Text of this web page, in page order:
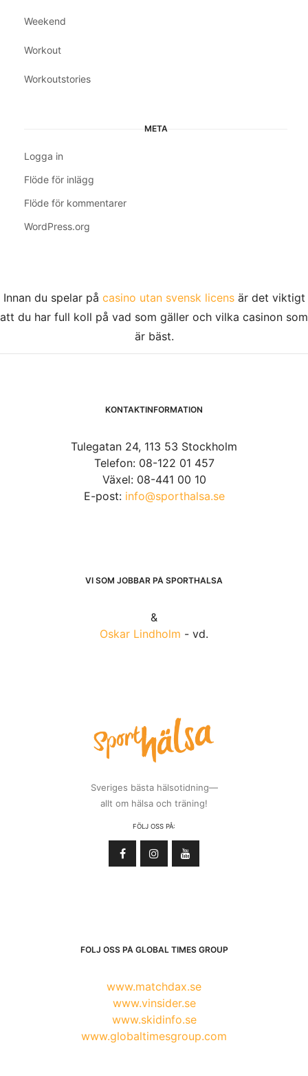
Weekend
Workout
Workoutstories
META
Logga in
Flöde för inlägg
Flöde för kommentarer
WordPress.org
Innan du spelar på casino utan svensk licensär det viktigt
att du har full koll på vad som gäller och vilka casinon som
är bäst.
KONTAKTINFORMATION
Tulegatan 24, 113 53 Stockholm
Telefon: 08-122 01 457
Växel: 08-441 00 10
E-post: info@sporthalsa.se
VI SOM JOBBAR PÅ SPORTHÄLSA
&
Oskar Lindholm - vd.
Sveriges bästa hälsotidning—
allt om hälsa och träning!
FÖLJ OSS PÅ:
FÖLJ OSS PÅ GLOBAL TIMES GROUP
www.matchdax.se
www.vinsider.se
www.skidinfo.se
www.globaltimesgroup.com